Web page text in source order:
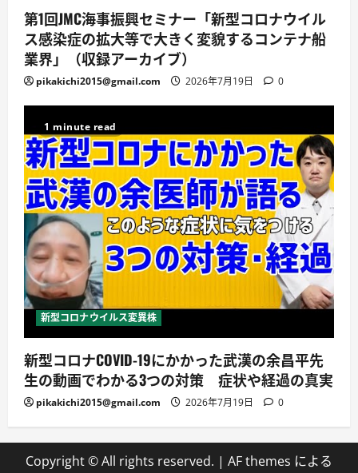
第1回JMC海事振興セミナー「新型コロナウイル
ス感染症の拡大等で大きく変貌するコンテナ船
業界」（収録アーカイブ）
pikakichi2015@gmail.com 2026年7月19日 0
1 minute read
新型コロナウイルス変異株
新型コロナCOVID-19にかかった武漢の余昌平先
生の動画でわかる3つの対策 症状や経過の真実
pikakichi2015@gmail.com 2026年7月19日 0
Copyright © All rights reserved. | AF themes による